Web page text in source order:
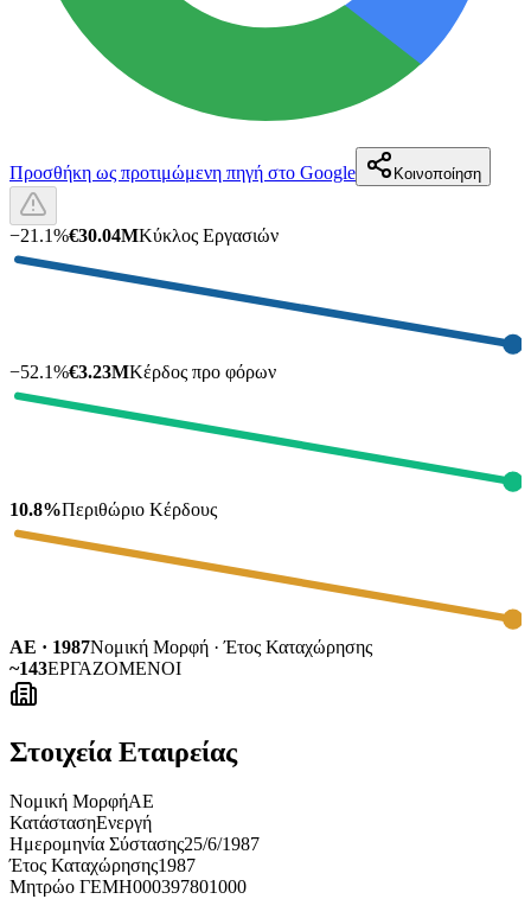
Προσθήκη ως προτιμώμενη πηγή στο Google Κοινοποίηση
−21.1%€30.04MΚύκλος Εργασιών
−52.1%€3.23MΚέρδος προ φόρων
10.8%Περιθώριο Κέρδους
ΑΕ · 1987Νομική Μορφή · Έτος Καταχώρησης
~143ΕΡΓΑΖΟΜΕΝΟΙ
Στοιχεία Εταιρείας
Νομική ΜορφήΑΕ
ΚατάστασηΕνεργή
Ημερομηνία Σύστασης25/6/1987
Έτος Καταχώρησης1987
Μητρώο ΓΕΜΗ000397801000